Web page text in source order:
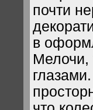
почти
в
Мелочи,